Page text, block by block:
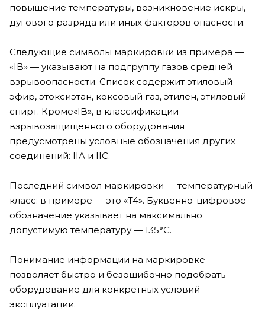
повышение температуры, возникновение искры,
дугового разряда или иных факторов опасности.
Следующие символы маркировки из примера —
«IB» — указывают на подгруппу газов средней
взрывоопасности. Список содержит этиловый
эфир, этоксиэтан, коксовый газ, этилен, этиловый
спирт. Кроме«IB», в классификации
взрывозащищенного оборудования
предусмотрены условные обозначения других
соединений: IIA и IIC.
Последний символ маркировки — температурный
класс: в примере — это «T4». Буквенно-цифровое
обозначение указывает на максимально
допустимую температуру — 135°С.
Понимание информации на маркировке
позволяет быстро и безошибочно подобрать
оборудование для конкретных условий
эксплуатации.